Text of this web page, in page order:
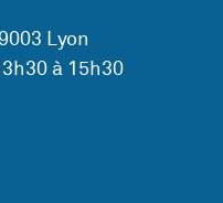
Lyon
à 15h30